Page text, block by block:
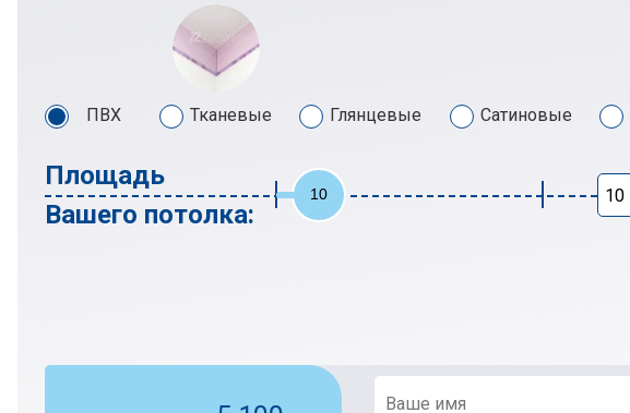
ПВХ Тканевые Глянцевые Сатиновые
Площадь
Вашего потолка:
10